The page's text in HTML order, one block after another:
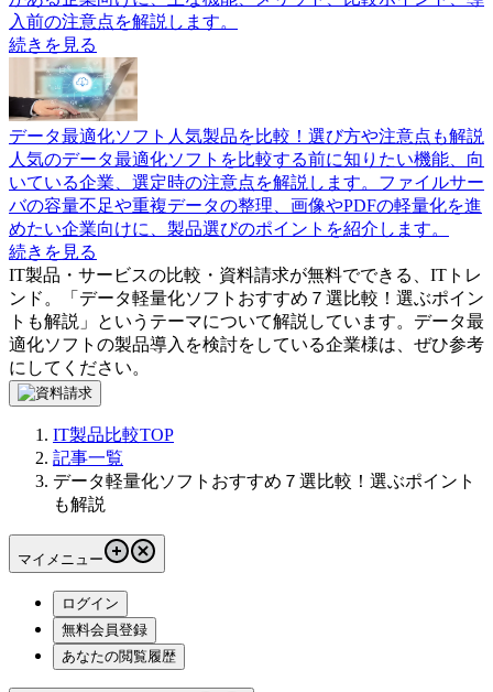
入前の注意点を解説します。
続きを見る
データ最適化ソフト人気製品を比較！選び方や注意点も解説
人気のデータ最適化ソフトを比較する前に知りたい機能、向
いている企業、選定時の注意点を解説します。ファイルサー
バの容量不足や重複データの整理、画像やPDFの軽量化を進
めたい企業向けに、製品選びのポイントを紹介します。
続きを見る
IT製品・サービスの比較・資料請求が無料でできる、ITトレ
ンド。「 データ軽量化ソフトおすすめ７選比較！選ぶポイン
トも解説 」というテーマについて解説しています。 データ最
適化ソフト の製品導入を検討をしている企業様は、ぜひ参考
にしてください。
IT製品比較TOP
記事一覧
データ軽量化ソフトおすすめ７選比較！選ぶポイント
も解説
マイメニュー
ログイン
無料会員登録
あなたの閲覧履歴